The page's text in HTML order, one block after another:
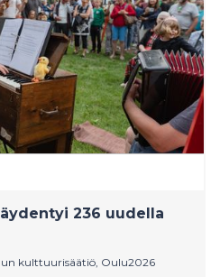
236 uudella
kulttuurisäätiö, Oulu2026